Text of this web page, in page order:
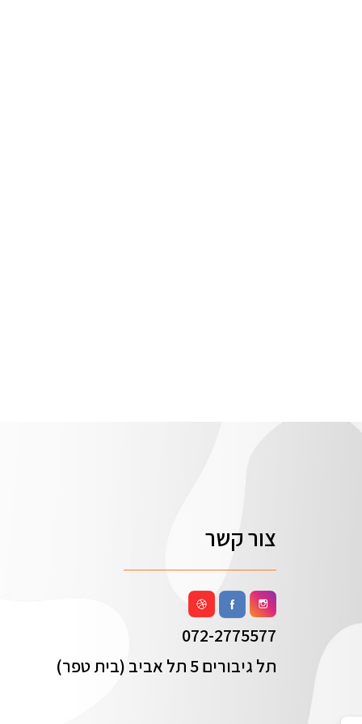
צור קשר
072-2775577
תל גיבורים 5 תל אביב (בית טפר)